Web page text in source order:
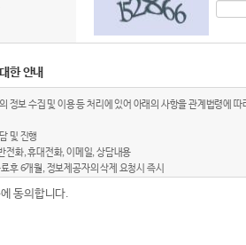
한 안내
정보 수집 및 이용 등 처리에 있어 아래의 사항을 관계법령에
및 진행
전화, 휴대전화, 이메일, 상담내용
후 6개월, 정보제공자의 삭제 요청시 즉시
동의합니다.